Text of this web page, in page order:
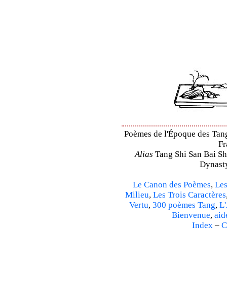
Poèmes de l'Époque des
Alias Tang Shi San Bai
Le Canon des Poèmes,
Milieu, Les Trois Caractères
Vertu, 300 poèmes Tang,
Bienvenue,
Index–